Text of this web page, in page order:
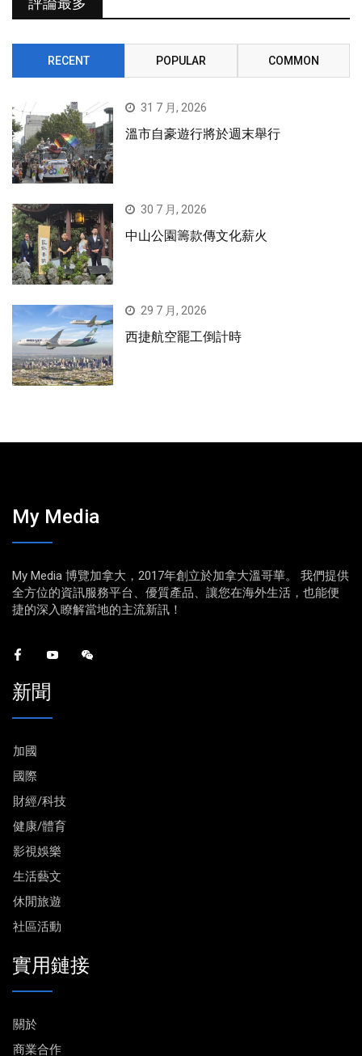
RECENT POPULAR COMMON
31 7 月, 2026
溫市自豪遊行將於週末舉行
30 7 月, 2026
中山公園籌款傳文化薪火
29 7 月, 2026
西捷航空罷工倒計時
My Media
My Media 博覽加拿大，2017年創立於加拿大溫哥華。 我們提供
全方位的資訊服務平台、優質產品、讓您在海外生活，也能便
捷的深入瞭解當地的主流新訊！
新聞
加國
國際
財經/科技
健康/體育
影視娛樂
生活藝文
休閒旅遊
社區活動
實用鏈接
關於
商業合作